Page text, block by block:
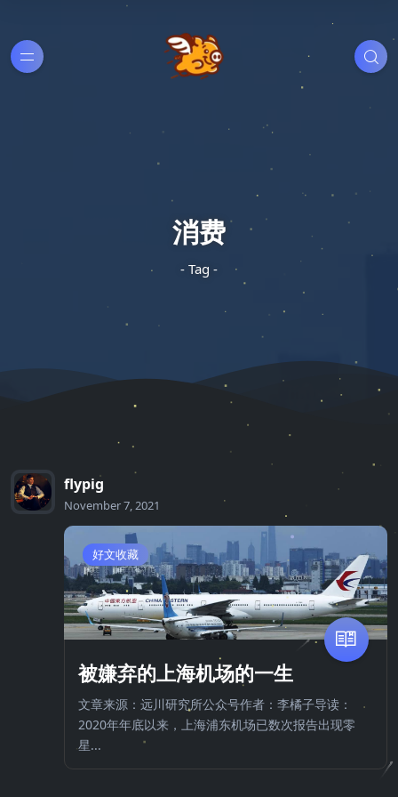
消费
- Tag -
flypig
November 7, 2021
好文收藏
被嫌弃的上海机场的一生
文章来源：远川研究所公众号作者：李橘子导读：
2020年年底以来，上海浦东机场已数次报告出现零
星...